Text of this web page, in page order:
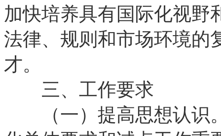
加快培养具有国际化视野
法律、规则和市场环境的
才。
三、工作要求
（一）提高思想认识